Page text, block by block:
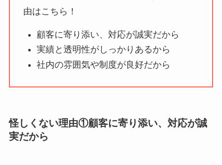
ミ・評価が正直ヤバ
い って本当？
【怪しい？】株式会
社TAPPの口コミ・評
Temuは怪しい？口コ
由はこちら！
顧客に寄り添い、対応が誠実だから
実績と透明性がしっかりあるから
社内の雰囲気や制度が良好だから
怪しくない理由①顧客に寄り添い、対応が誠
実だから